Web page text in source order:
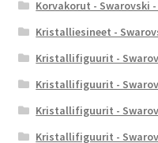
Korvakorut - Swarovski
Kristalliesineet -
Kristallifiguurit -
Kristallifiguurit -
Kristallifiguurit -
Kristallifiguurit -